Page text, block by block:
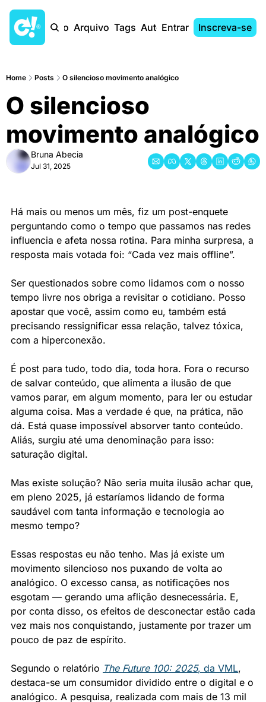
Início Arquivo Tags AutoresEntrar Inscreva-se
Home Posts O silencioso movimento analógico
O silencioso
movimento analógico
Bruna Abecia
Jul 31, 2025
Há mais ou menos um mês, fiz um post-enquete
perguntando como o tempo que passamos nas redes
influencia e afeta nossa rotina. Para minha surpresa, a
resposta mais votada foi: “Cada vez mais offline”.
Ser questionados sobre como lidamos com o nosso
tempo livre nos obriga a revisitar o cotidiano. Posso
apostar que você, assim como eu, também está
precisando ressignificar essa relação, talvez tóxica,
com a hiperconexão.
É post para tudo, todo dia, toda hora. Fora o recurso
de salvar conteúdo, que alimenta a ilusão de que
vamos parar, em algum momento, para ler ou estudar
alguma coisa. Mas a verdade é que, na prática, não
dá. Está quase impossível absorver tanto conteúdo.
Aliás, surgiu até uma denominação para isso:
saturação digital.
Mas existe solução? Não seria muita ilusão achar que,
em pleno 2025, já estaríamos lidando de forma
saudável com tanta informação e tecnologia ao
mesmo tempo?
Essas respostas eu não tenho. Mas já existe um
movimento silencioso nos puxando de volta ao
analógico. O excesso cansa, as notificações nos
esgotam — gerando uma aflição desnecessária. E,
por conta disso, os efeitos de desconectar estão cada
vez mais nos conquistando, justamente por trazer um
pouco de paz de espírito.
Segundo o relatório The Future 100: 2025, da VML,
destaca-se um consumidor dividido entre o digital e o
analógico. A pesquisa, realizada com mais de 13 mil